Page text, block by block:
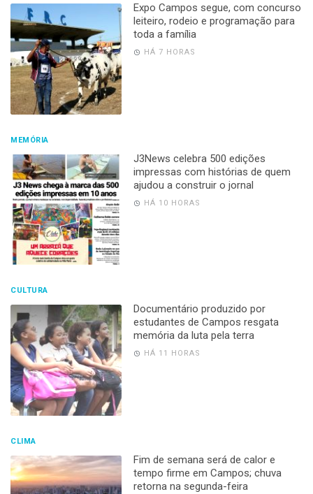
Expo Campos segue, com concurso
leiteiro, rodeio e programação para
toda a família
HÁ 7 HORAS
MEMÓRIA
J3News celebra 500 edições
impressas com histórias de quem
ajudou a construir o jornal
HÁ 10 HORAS
CULTURA
Documentário produzido por
estudantes de Campos resgata
memória da luta pela terra
HÁ 11 HORAS
CLIMA
Fim de semana será de calor e
tempo firme em Campos; chuva
retorna na segunda-feira